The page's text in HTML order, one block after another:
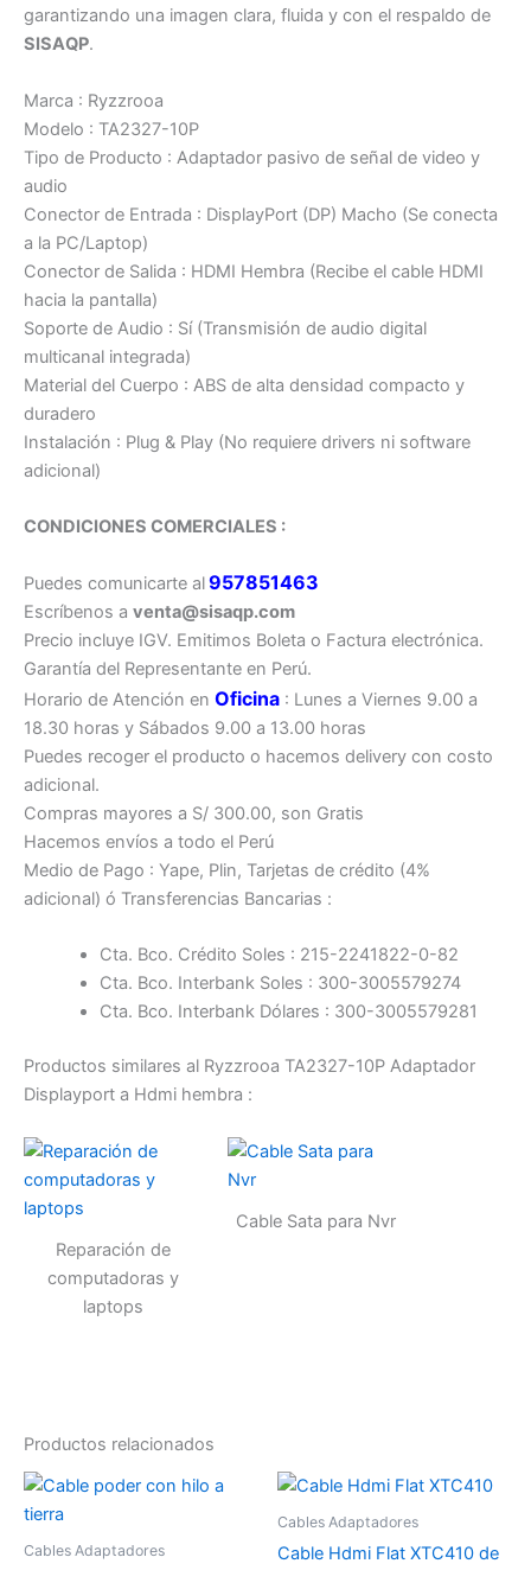
garantizando una imagen clara, fluida y con el respaldo de
SISAQP.
Marca : Ryzzrooa
Modelo : TA2327-10P
Tipo de Producto : Adaptador pasivo de señal de video y
audio
Conector de Entrada : DisplayPort (DP) Macho (Se conecta
a la PC/Laptop)
Conector de Salida : HDMI Hembra (Recibe el cable HDMI
hacia la pantalla)
Soporte de Audio : Sí (Transmisión de audio digital
multicanal integrada)
Material del Cuerpo : ABS de alta densidad compacto y
duradero
Instalación : Plug & Play (No requiere drivers ni software
adicional)
CONDICIONES COMERCIALES :
Puedes comunicarte al957851463
Escríbenos a venta@sisaqp.com
Precio incluye IGV. Emitimos Boleta o Factura electrónica.
Garantía del Representante en Perú.
Horario de Atención en Oficina : Lunes a Viernes 9.00 a
18.30 horas y Sábados 9.00 a 13.00 horas
Puedes recoger el producto o hacemos delivery con costo
adicional.
Compras mayores a S/ 300.00, son Gratis
Hacemos envíos a todo el Perú
Medio de Pago : Yape, Plin, Tarjetas de crédito (4%
adicional) ó Transferencias Bancarias :
Cta. Bco. Crédito Soles : 215-2241822-0-82
Cta. Bco. Interbank Soles : 300-3005579274
Cta. Bco. Interbank Dólares : 300-3005579281
Productos similares al Ryzzrooa TA2327-10P Adaptador
Displayport a Hdmi hembra :
Reparación de
computadoras y
laptops
Cable Sata para Nvr
Productos relacionados
Cables Adaptadores
Cables Adaptadores
Cable Hdmi Flat XTC410 de